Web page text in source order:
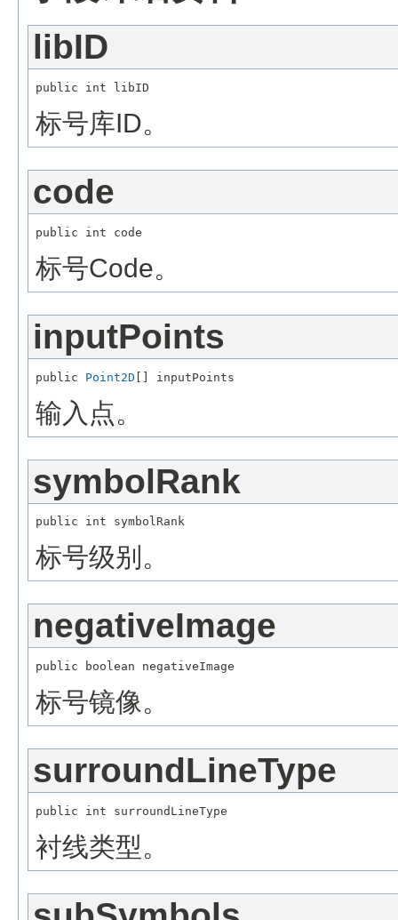
libID
标号库ID。
code
标号Code。
inputPoints
public Point2D
输入点。
symbolRank
标号级别。
negativeImage
标号镜像。
surroundLineType
衬线类型。